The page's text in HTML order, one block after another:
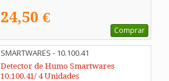
24,50 €
Comprar
SMARTWARES - 10.100.41
Detector de Humo Smartwares
10.100.41/ 4 Unidades